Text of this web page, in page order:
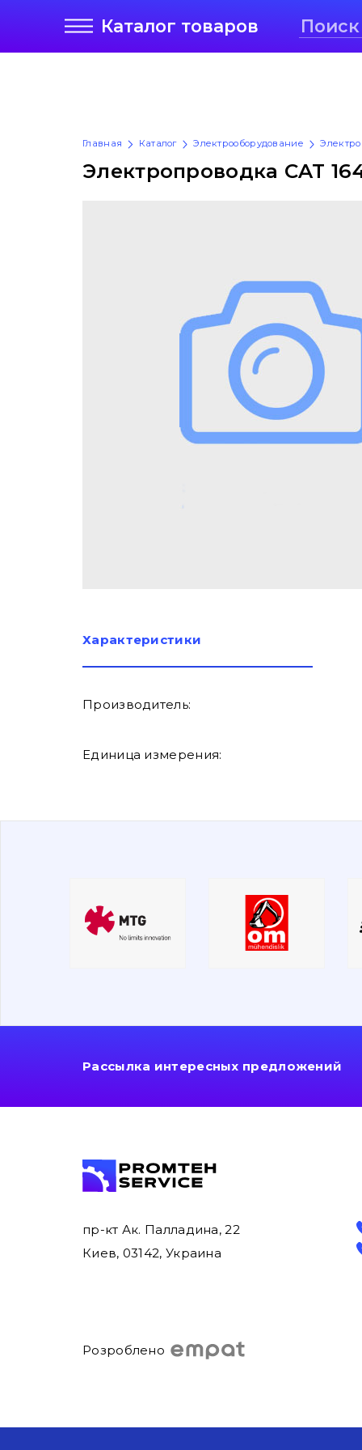
Каталог товаров
Главная Каталог Электрооборудование
Электропроводка CAT
Характеристики
Производитель:
Единица измерения:
Рассылка интересных предложений
пр-кт Ак. Палладина, 22
Киев, 03142, Украина
Розроблено